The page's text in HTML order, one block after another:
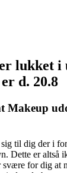
lukket i
d. 20.8
Makeup
til dig der i
Dette er altså
for dig at